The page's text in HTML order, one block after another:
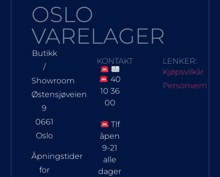
OSLO
VARELAGER
Butikk
/
Showroom
Østensjøveien
9
0661
Oslo
Åpningstider
for
KONTAKT
40
10 36
00
Tlf
åpen
9-21
alle
dager
LENKER:
Kjøpsvilkår
Personvern